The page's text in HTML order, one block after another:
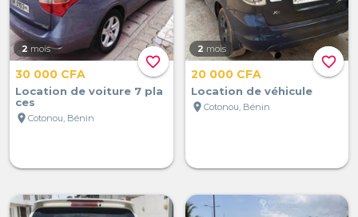
favorite_border
2 mois
30 000 CFA
Location de voiture 7 pla
ces
location_on Cotonou, Bénin
favorite_border
2 mois
20 000 CFA
Location de véhicule
location_on Cotonou, Bénin